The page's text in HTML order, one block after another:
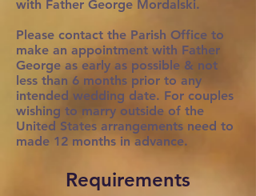
with Father George Mordalski.
Please contact the Parish Office to
make an appointment with Father
George as early as possible & not
less than 6 months prior to any
intended wedding date. For couples
wishing to marry outside of the
United States arrangements need to
made 12 months in advance.
Requirements